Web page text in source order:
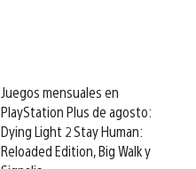
Juegos mensuales en
PlayStation Plus de agosto:
Dying Light 2 Stay Human:
Reloaded Edition, Big Walk y